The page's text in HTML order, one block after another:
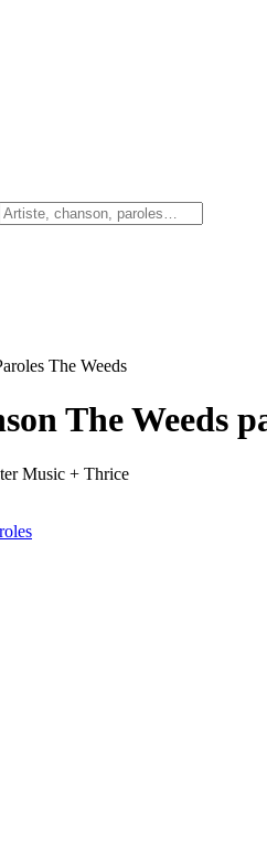
The Weeds
The Weeds
Music + Thrice